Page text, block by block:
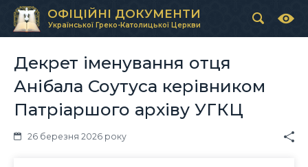
ОФІЦІЙНІ ДОКУМЕНТИ
Української Греко-Католицької Церкви
Декрет іменування отця
Анібала Соутуса керівником
Патріаршого архіву УГКЦ
26 березня 2026 року